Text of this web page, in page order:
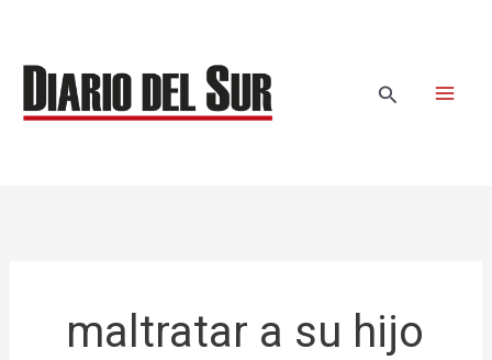
contenido
Buscar
maltratar a su hijo